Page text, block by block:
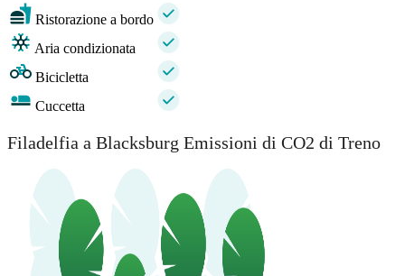
Ristorazione a bordo
Aria condizionata
Bicicletta
Cuccetta
Filadelfia a Blacksburg Emissioni di CO2 di Treno